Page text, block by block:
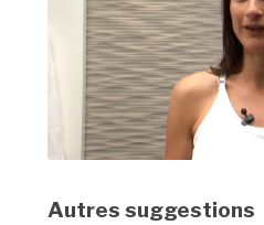
Autres suggestions